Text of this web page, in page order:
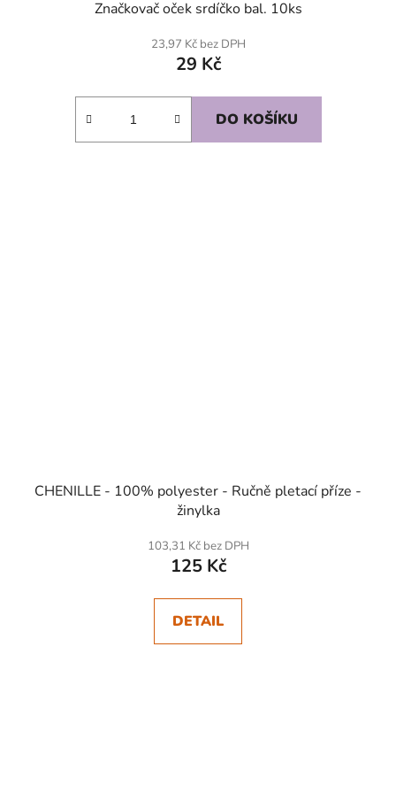
Značkovač oček srdíčko bal. 10ks
23,97 Kč bez DPH
29 Kč
DO KOŠÍKU
CHENILLE - 100% polyester - Ručně pletací příze -
žinylka
103,31 Kč bez DPH
125 Kč
DETAIL